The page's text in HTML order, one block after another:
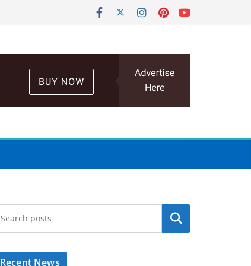
Search
Recent News